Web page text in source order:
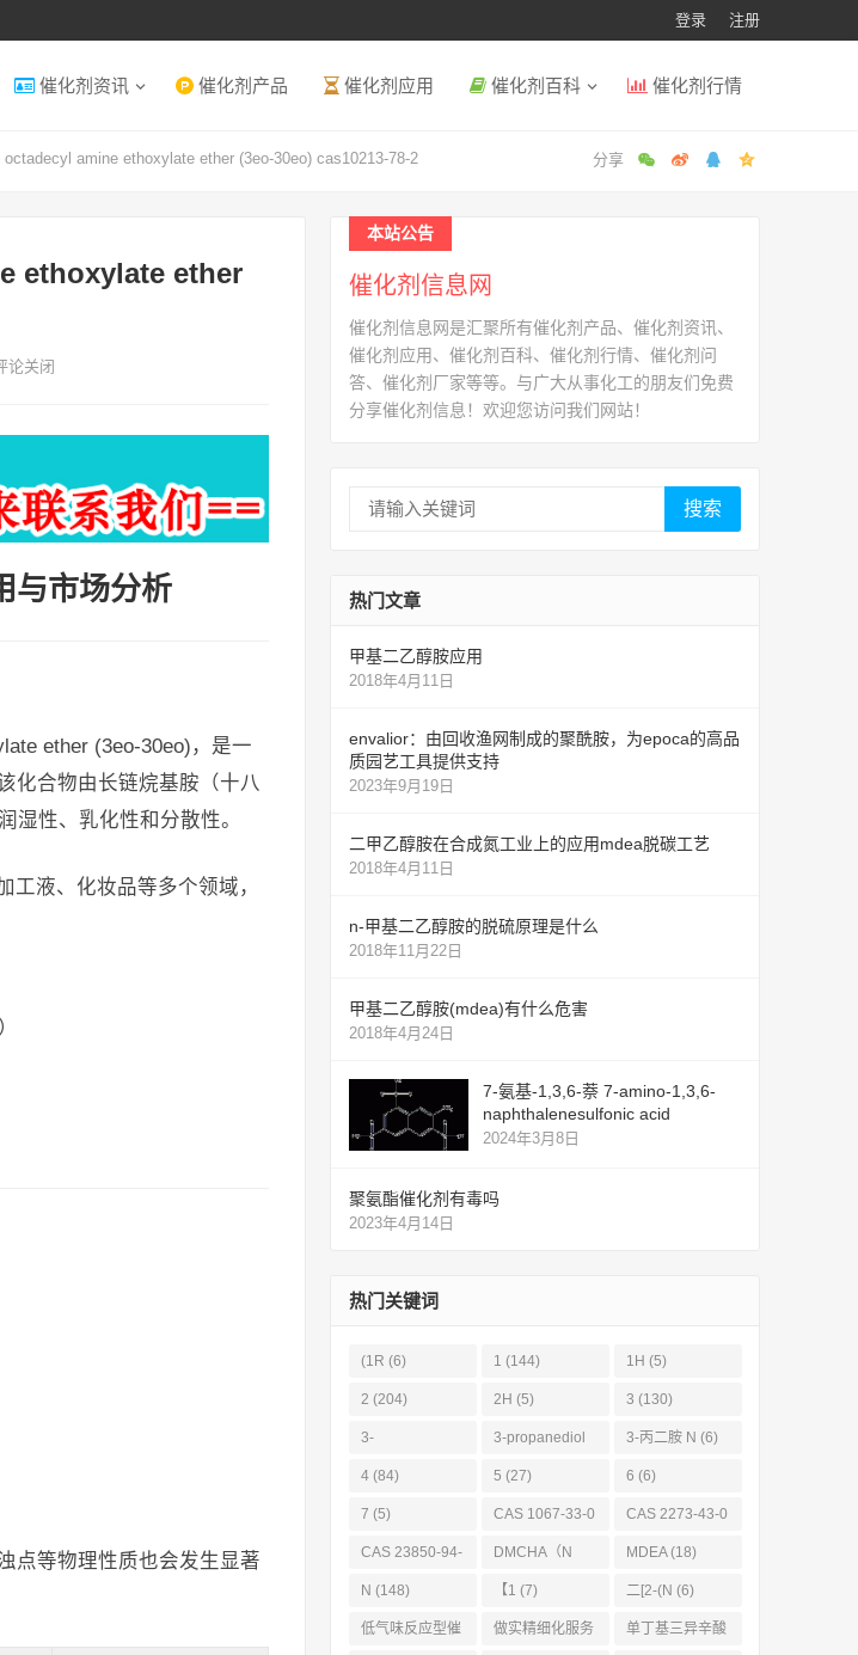
登录 注册
催化剂资讯 催化剂产品 催化剂应用 催化剂百科 催化剂行情
amine ethoxylate ether (3eo-30eo) cas10213-78-2
ethoxylate ether
论关闭
与市场分析
ether (3eo-30eo)，是一
化合物由长链烷基胺（十八
湿性、乳化性和分散性。
液、化妆品等多个领域，
点等物理性质也会发生显著
本站公告
催化剂信息网
催化剂信息网是汇聚所有催化剂产品、催化剂资讯、
催化剂应用、催化剂百科、催化剂行情、催化剂问
答、催化剂厂家等等。与广大从事化工的朋友们免费
分享催化剂信息！欢迎您访问我们网站！
搜索
热门文章
甲基二乙醇胺应用
2018年4月11日
envalior：由回收渔网制成的聚酰胺，为epoca的高品
质园艺工具提供支持
2023年9月19日
二甲乙醇胺在合成氮工业上的应用mdea脱碳工艺
2018年4月11日
n-甲基二乙醇胺的脱硫原理是什么
2018年11月22日
甲基二乙醇胺(mdea)有什么危害
2018年4月24日
7-氨基-1,3,6-萘 7-amino-1,3,6-
naphthalenesulfonic acid
2024年3月8日
聚氨酯催化剂有毒吗
2023年4月14日
热门关键词
(1R (6) 1 (144) 1H (5)
2 (204) 2H (5) 3 (130)
3-
Propanediamin
e (6)
3-propanediol
(11)
3-丙二胺 N (6)
4 (84) 5 (27) 6 (6)
7 (5)
CAS 1067-33-0
(6)
CAS 2273-43-0
(6)
CAS 23850-94-
4(6)
DMCHA（N
(19)
MDEA(18)
N (148) 【1 (7) 二[2-(N (6)
低气味反应型催
做实精细化服务
单丁基三异辛酸